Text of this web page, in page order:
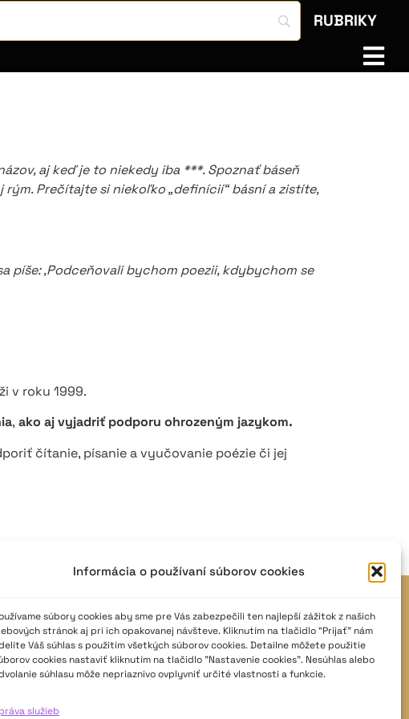
Informácia o používaní súborov cookies
súbory cookies aby sme pre Vás zabezpečili ten najlepší zážitok z našich
stránok aj pri ich opakovanej návšteve. Kliknutím na tlačidlo “Prijať” nám
Váš súhlas s použitím všetkých súborov cookies. Detailne môžete použitie
cookies nastaviť kliknutím na tlačidlo "Nastavenie cookies". Nesúhlas alebo
súhlasu môže nepriaznivo ovplyvniť určité vlastnosti a funkcie.
služieb
RUBRIKY
aj keď je to niekedy iba ***. Spoznať báseň
Prečítajte si niekoľko „definícií“ básní a zistíte,
píše: ,Podceňovali bychom poezii, kdybychom se
v roku 1999.
, ako aj vyjadriť podporu ohrozeným jazykom.
čítanie, písanie a vyučovanie poézie či jej
ISSN: 2730-1257
e-mail: javisko.noc@nocka.sk